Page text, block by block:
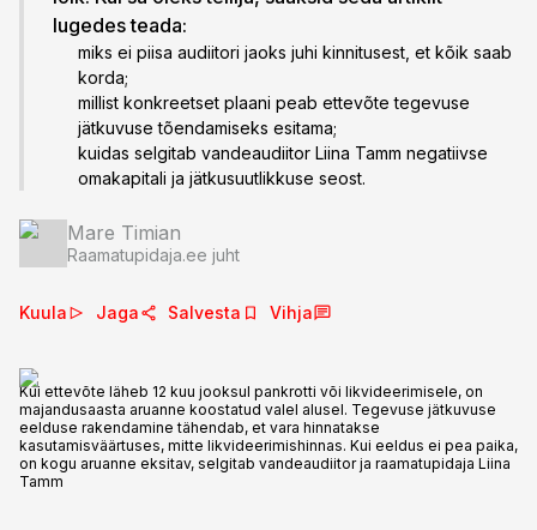
lugedes teada:
miks ei piisa audiitori jaoks juhi kinnitusest, et kõik saab
korda;
millist konkreetset plaani peab ettevõte tegevuse
jätkuvuse tõendamiseks esitama;
kuidas selgitab vandeaudiitor Liina Tamm negatiivse
omakapitali ja jätkusuutlikkuse seost.
Mare Timian
Raamatupidaja.ee juht
Kuula Jaga Salvesta Vihja
Kui ettevõte läheb 12 kuu jooksul pankrotti või likvideerimisele, on
majandusaasta aruanne koostatud valel alusel. Tegevuse jätkuvuse
eelduse rakendamine tähendab, et vara hinnatakse
kasutamisväärtuses, mitte likvideerimishinnas. Kui eeldus ei pea paika,
on kogu aruanne eksitav, selgitab vandeaudiitor ja raamatupidaja Liina
Tamm